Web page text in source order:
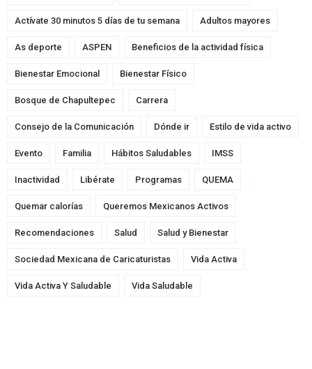
Actívate 30 minutos 5 días de tu semana Adultos mayores
As deporte ASPEN Beneficios de la actividad física
Bienestar Emocional Bienestar Físico
Bosque de Chapultepec Carrera
Consejo de la Comunicación Dónde ir Estilo de vida activo
Evento Familia Hábitos Saludables IMSS
Inactividad Libérate Programas QUEMA
Quemar calorías Queremos Mexicanos Activos
Recomendaciones Salud Salud y Bienestar
Sociedad Mexicana de Caricaturistas Vida Activa
Vida Activa Y Saludable Vida Saludable